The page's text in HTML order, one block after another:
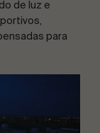
de luz e
para